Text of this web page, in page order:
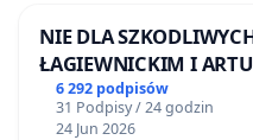
NIE DLA
ŁAGIEWNICKIM I
6 292 podpisów
31 Podpisy / 24 godzin
24 Jun 2026